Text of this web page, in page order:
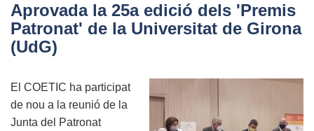
del
COETIC
Radar
COVID
Aprovada la 25a edició dels 'Premis
Patronat' de la Universitat de Girona
(UdG)
El COETIC ha participat
de nou a la reunió de la
Junta del Patronat